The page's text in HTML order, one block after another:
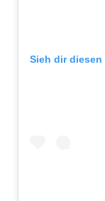
Sieh dir diesen